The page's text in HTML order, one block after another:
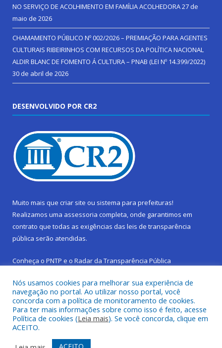
NO SERVIÇO DE ACOLHIMENTO EM FAMÍLIA ACOLHEDORA27 de
maio de 2026
CHAMAMENTO PÚBLICO Nº 002/2026 – PREMIAÇÃO PARA AGENTES
CULTURAIS RIBEIRINHOS COM RECURSOS DA POLÍTICA NACIONAL
ALDIR BLANC DE FOMENTO Á CULTURA – PNAB (LEI Nº 14.399/2022)
30 de abril de 2026
DESENVOLVIDO POR CR2
Muito mais que criar site ou sistema para prefeituras!
Realizamos uma assessoria completa, onde garantimos em
contrato que todas as exigências das leis de transparência
pública serão atendidas.
Conheça o PNTP e o Radar da Transparência Pública
Todos os direitos reservados a Prefeitura Municipal de São
Sebastião da Boa Vista.
Frequência Online Mapa do Site
Nós usamos cookies para melhorar sua experiência de
navegação no portal. Ao utilizar nosso portal, você
concorda com a política de monitoramento de cookies.
Para ter mais informações sobre como isso é feito, acesse
Política de cookies (Leia mais). Se você concorda, clique em
ACEITO.